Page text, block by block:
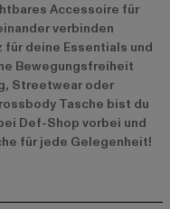
Accessoire für
verbinden
deine Essentials und
Bewegungsfreiheit
Streetwear oder
Tasche bist du
Def-Shop vorbei und
für jede Gelegenheit!